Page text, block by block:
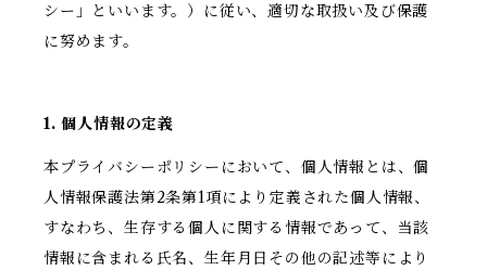
シー」といいます。）に従い、適切な取扱い及び保護
に努めます。
1. 個人情報の定義
本プライバシーポリシーにおいて、個人情報とは、個
人情報保護法第2条第1項により定義された個人情報、
すなわち、生存する個人に関する情報であって、当該
情報に含まれる氏名、生年月日その他の記述等により